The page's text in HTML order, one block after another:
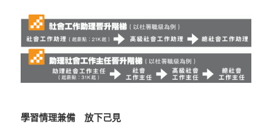
學習情理兼備 放下己見